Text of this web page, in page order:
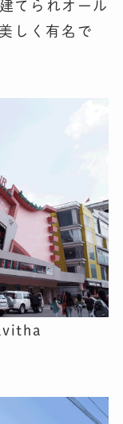
てられオール
しく有名で